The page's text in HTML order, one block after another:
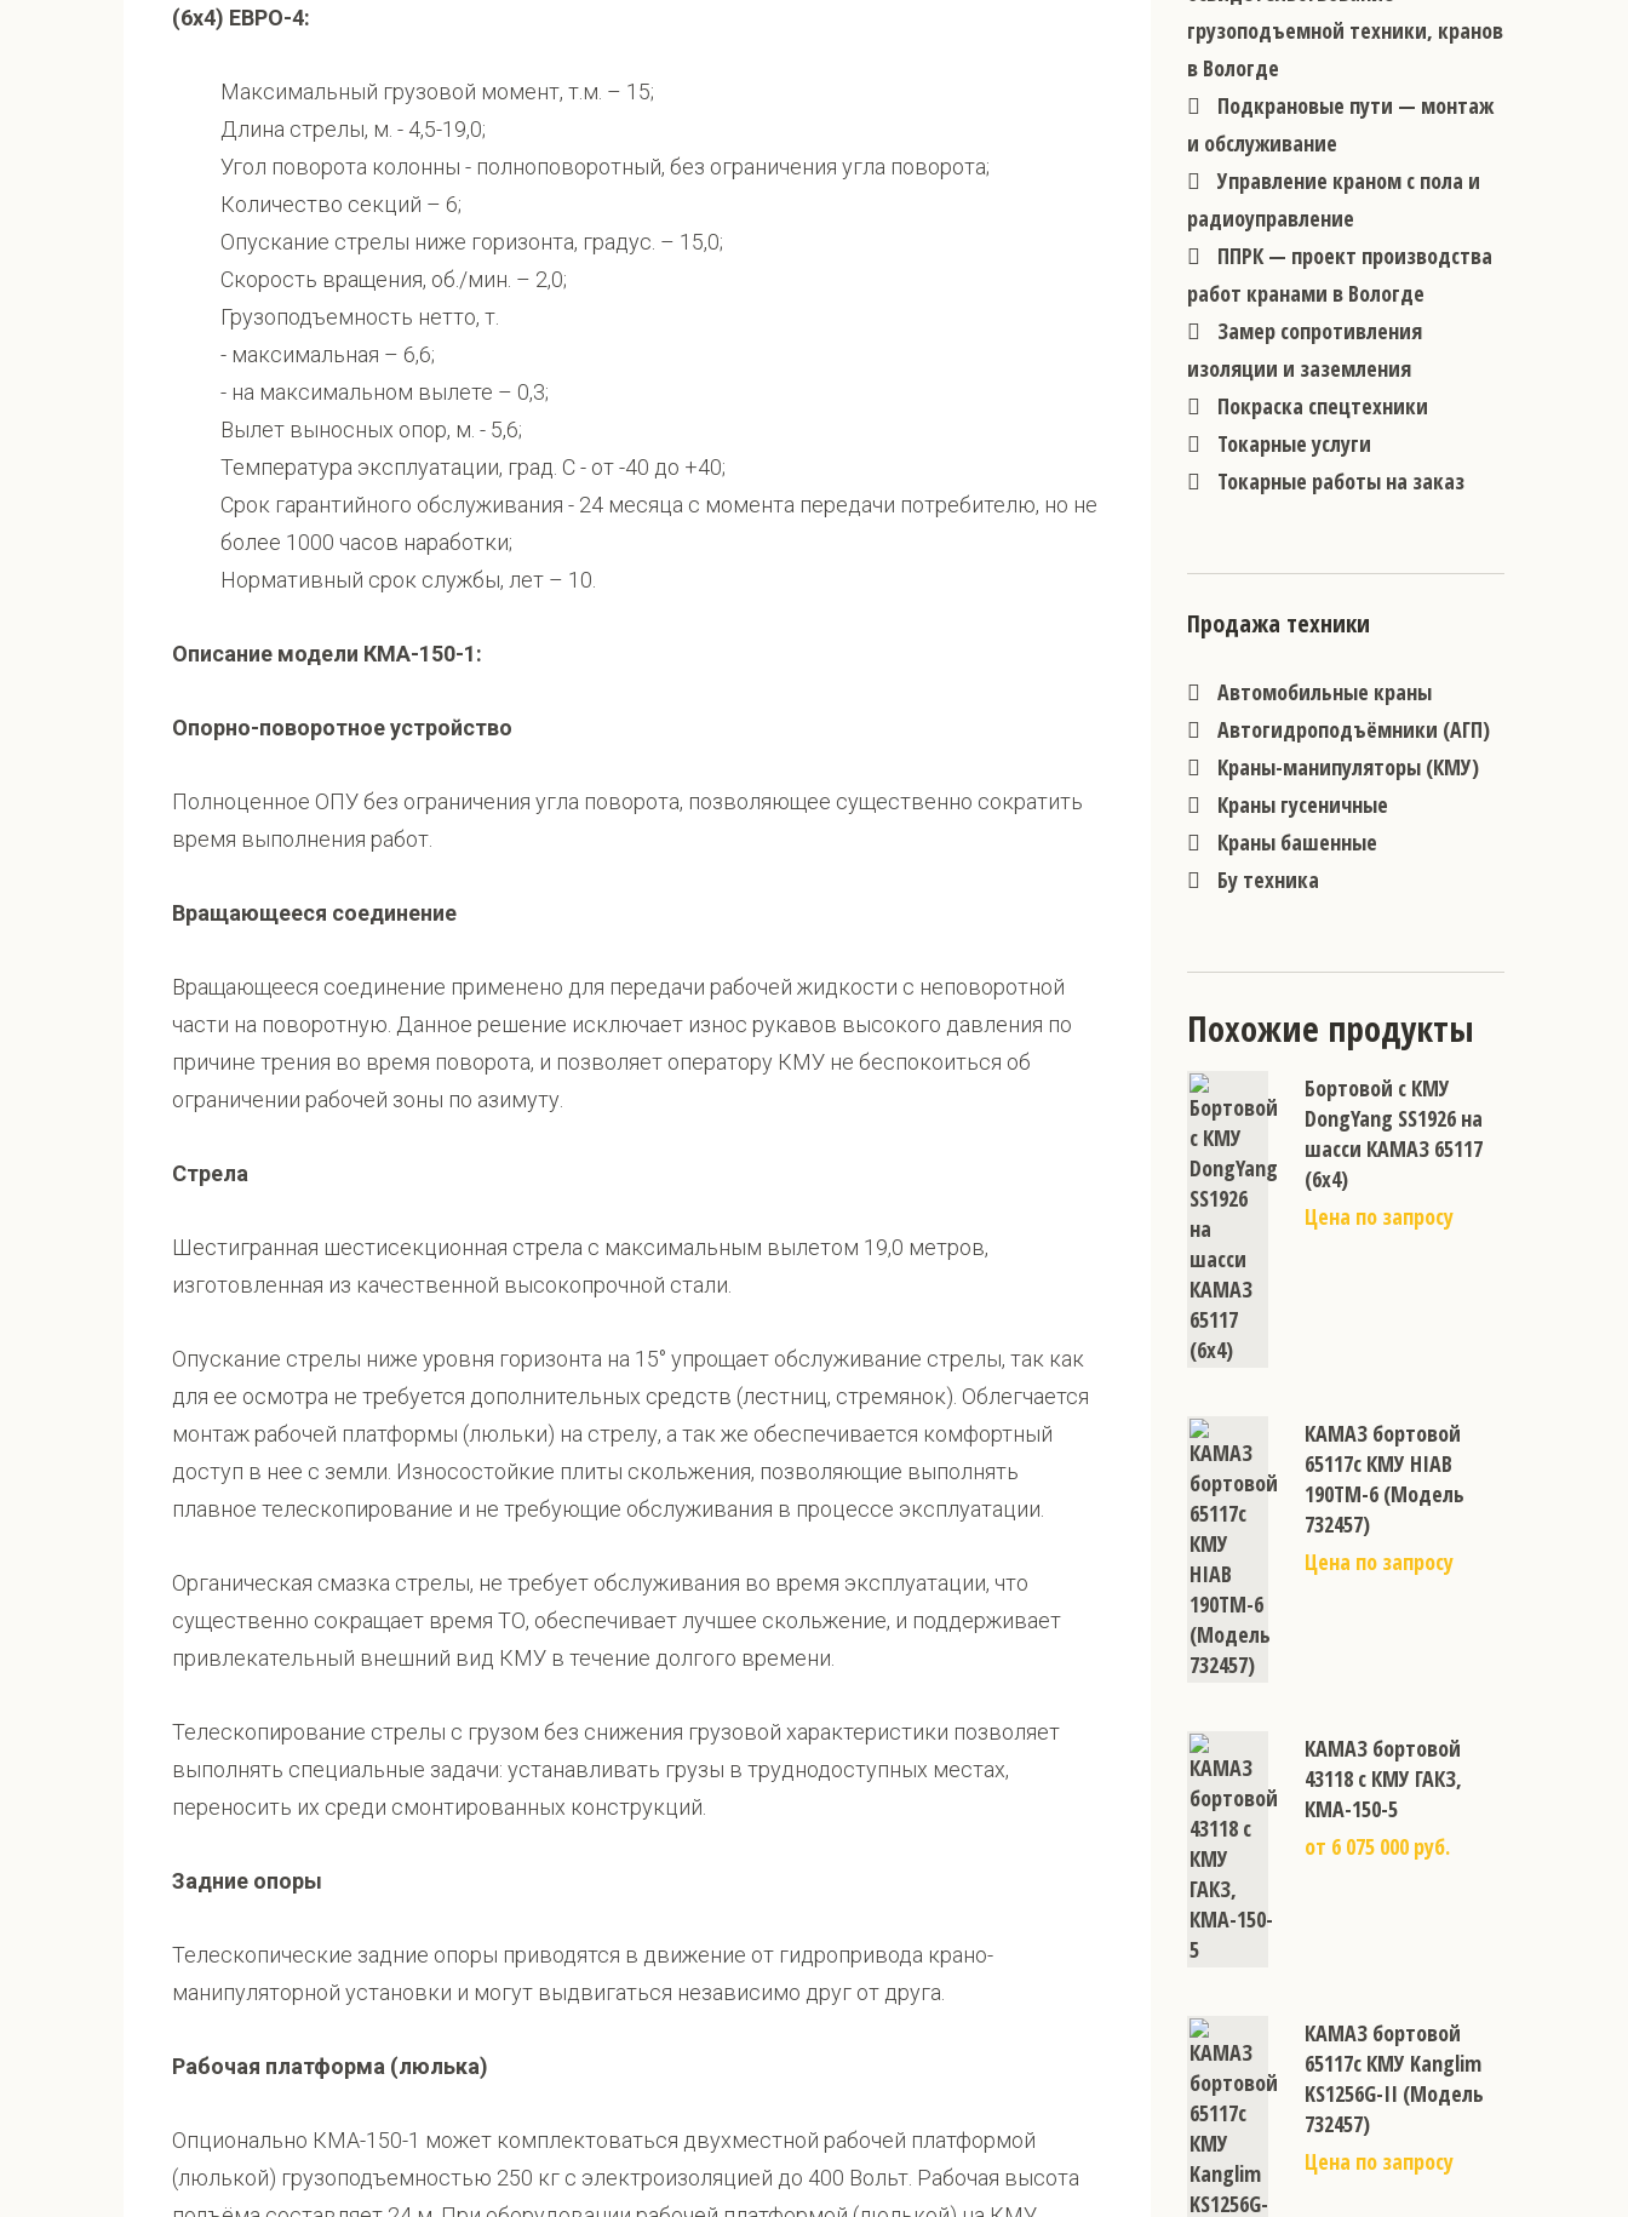
(6х4) ЕВРО-4:
Максимальный грузовой момент, т.м. – 15;
Длина стрелы, м. - 4,5-19,0;
Угол поворота колонны - полноповоротный, без ограничения угла поворота;
Количество секций – 6;
Опускание стрелы ниже горизонта, градус. – 15,0;
Скорость вращения, об./мин. – 2,0;
Грузоподъемность нетто, т.
- максимальная – 6,6;
- на максимальном вылете – 0,3;
Вылет выносных опор, м. - 5,6;
Температура эксплуатации, град. С - от -40 до +40;
Срок гарантийного обслуживания - 24 месяца с момента передачи потребителю, но не
более 1000 часов наработки;
Нормативный срок службы, лет – 10.
Описание модели КМА-150-1:
Опорно-поворотное устройство
Полноценное ОПУ без ограничения угла поворота, позволяющее существенно сократить
время выполнения работ.
Вращающееся соединение
Вращающееся соединение применено для передачи рабочей жидкости с неповоротной
части на поворотную. Данное решение исключает износ рукавов высокого давления по
причине трения во время поворота, и позволяет оператору КМУ не беспокоиться об
ограничении рабочей зоны по азимуту.
Стрела
Шестигранная шестисекционная стрела с максимальным вылетом 19,0 метров,
изготовленная из качественной высокопрочной стали.
Опускание стрелы ниже уровня горизонта на 15° упрощает обслуживание стрелы, так как
для ее осмотра не требуется дополнительных средств (лестниц, стремянок). Облегчается
монтаж рабочей платформы (люльки) на стрелу, а так же обеспечивается комфортный
доступ в нее с земли. Износостойкие плиты скольжения, позволяющие выполнять
плавное телескопирование и не требующие обслуживания в процессе эксплуатации.
Органическая смазка стрелы, не требует обслуживания во время эксплуатации, что
существенно сокращает время ТО, обеспечивает лучшее скольжение, и поддерживает
привлекательный внешний вид КМУ в течение долгого времени.
Телескопирование стрелы с грузом без снижения грузовой характеристики позволяет
выполнять специальные задачи: устанавливать грузы в труднодоступных местах,
переносить их среди смонтированных конструкций.
Задние опоры
Телескопические задние опоры приводятся в движение от гидропривода крано-
манипуляторной установки и могут выдвигаться независимо друг от друга.
Рабочая платформа (люлька)
Опционально КМА-150-1 может комплектоваться двухместной рабочей платформой
(люлькой) грузоподъемностью 250 кг с электроизоляцией до 400 Вольт. Рабочая высота
грузоподъемной техники, кранов
в Вологде
Подкрановые пути — монтаж
и обслуживание
Управление краном с пола и
радиоуправление
ППРК — проект производства
работ кранами в Вологде
Замер сопротивления
изоляции и заземления
Покраска спецтехники
Токарные услуги
Токарные работы на заказ
Продажа техники
Автомобильные краны
Автогидроподъёмники (АГП)
Краны-манипуляторы (КМУ)
Краны гусеничные
Краны башенные
Бу техника
Похожие продукты
Бортовой с КМУ
DongYang SS1926 на
шасси КАМАЗ 65117
(6х4)
Цена по запросу
КАМАЗ бортовой
65117с КМУ HIAB
190ТM-6 (Модель
732457)
Цена по запросу
КАМАЗ бортовой
43118 с КМУ ГАКЗ,
КМА-150-5
от 6 075 000 руб.
КАМАЗ бортовой
65117с КМУ Kanglim
KS1256G-II (Модель
732457)
Цена по запросу